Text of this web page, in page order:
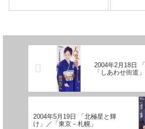
2004年2月18日
「しあわせ街道」
2004年5月19日 「北極星と輝
け」／「東京－札幌」